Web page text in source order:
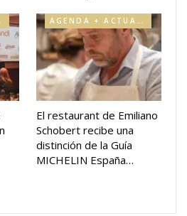
AGENDA + ACTUALIDAD
El restaurant de Emiliano
Schobert recibe una
distinción de la Guía
MICHELIN España…